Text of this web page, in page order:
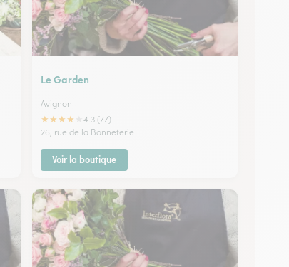
Le Garden
Avignon
★★★★
4.3 (77)
26, rue de la Bonneterie
Voir la boutique